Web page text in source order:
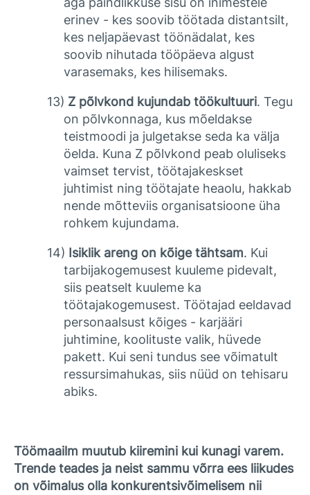
erinev - kes soovib töötada distantsilt,
kes neljapäevast töönädalat, kes
soovib nihutada tööpäeva algust
varasemaks, kes hilisemaks.
13) Z põlvkond kujundab töökultuuri. Tegu
on põlvkonnaga, kus mõeldakse
teistmoodi ja julgetakse seda ka välja
öelda. Kuna Z põlvkond peab oluliseks
vaimset tervist, töötajakeskset
juhtimist ning töötajate heaolu, hakkab
nende mõtteviis organisatsioone üha
rohkem kujundama.
14) Isiklik areng on kõige tähtsam. Kui
tarbijakogemusest kuuleme pidevalt,
siis peatselt kuuleme ka
töötajakogemusest. Töötajad eeldavad
personaalsust kõiges - karjääri
juhtimine, koolituste valik, hüvede
pakett. Kui seni tundus see võimatult
ressursimahukas, siis nüüd on tehisaru
abiks.
Töömaailm muutub kiiremini kui kunagi varem.
Trende teades ja neist sammu võrra ees liikudes
on võimalus olla konkurentsivõimelisem nii